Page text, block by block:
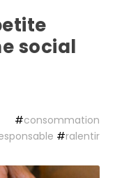
social
#consommation
#ralentir